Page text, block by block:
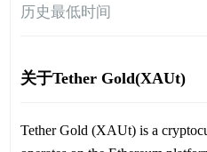
历史最低时间
关于Tether Gold(XAUt)
Tether Gold (XAUt) is a